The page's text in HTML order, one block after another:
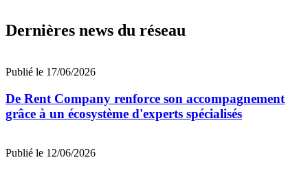
Dernières news du réseau
Publié le 17/06/2026
De Rent Company renforce son accompagnement
grâce à un écosystème d'experts spécialisés
Publié le 12/06/2026